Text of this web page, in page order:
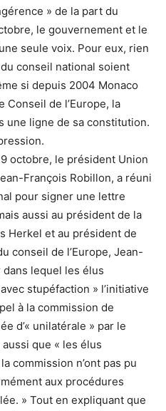
» de la part du
le gouvernement et le
seule voix. Pour eux, rien
conseil national soient
si depuis 2004 Monaco
de l’Europe, la
une ligne de sa constitution.
octobre, le président Union
François Robillon, a réuni
pour signer une lettre
aussi au président de la
Herkel et au président de
conseil de l’Europe, Jean-
lequel les élus
stupéfaction » l’initiative
à la commission de
d’« unilatérale » par le
que « les élus
commission n’ont pas pu
aux procédures
» Tout en expliquant que